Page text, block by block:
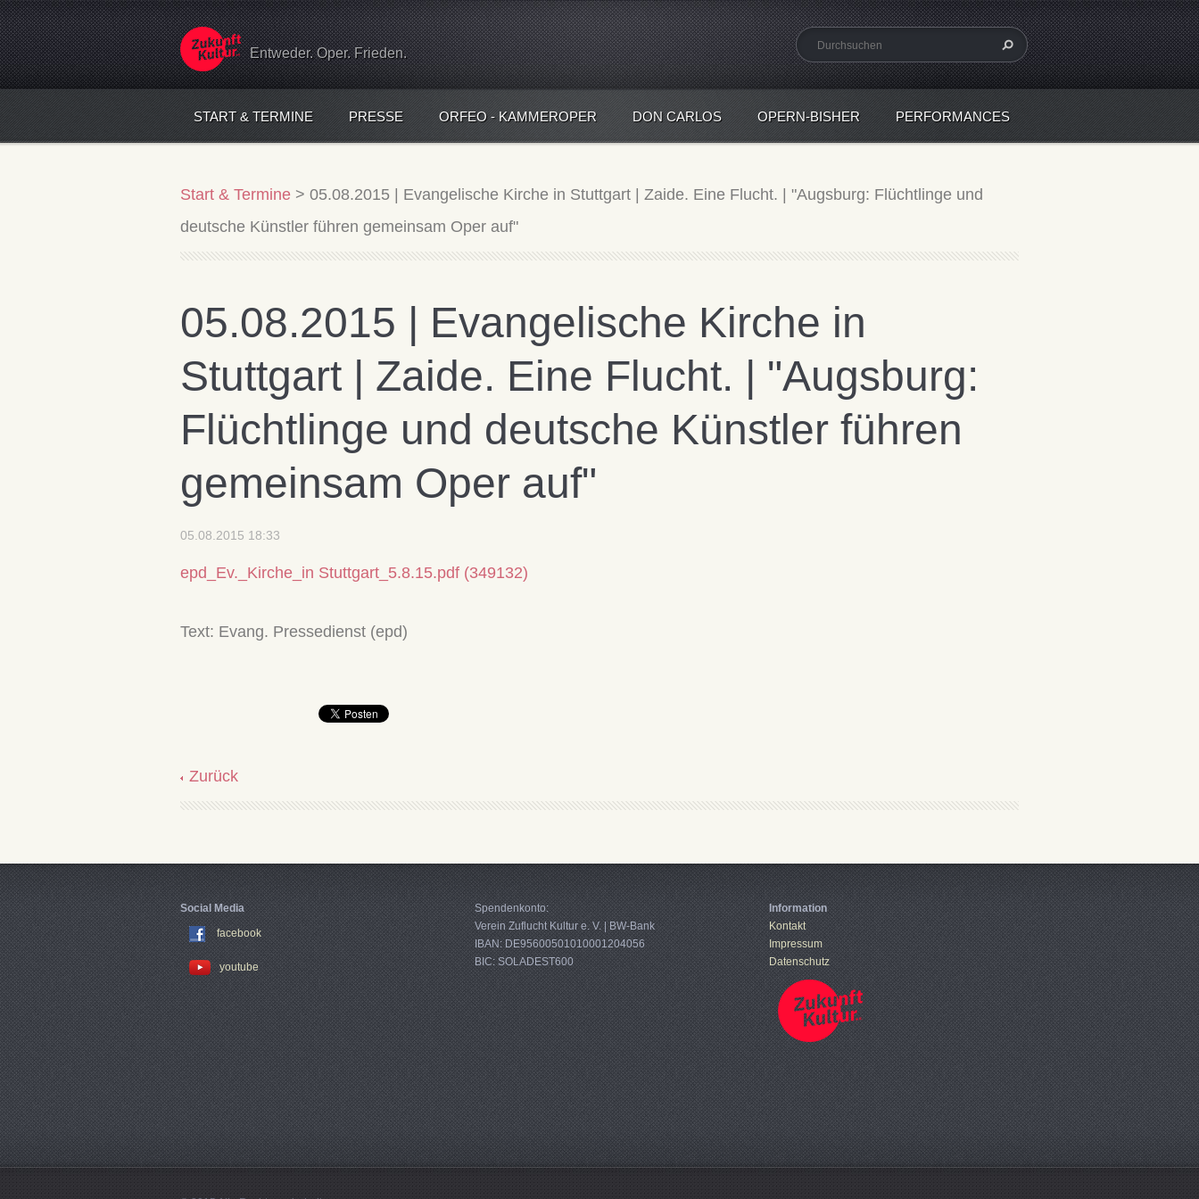
Entweder. Oper. Frieden.
START & TERMINE PRESSE ORFEO - KAMMEROPER DON CARLOS OPERN-BISHER PERFORMANCES
Start & Termine > 05.08.2015 | Evangelische Kirche in Stuttgart | Zaide. Eine Flucht. | "Augsburg: Flüchtlinge und
deutsche Künstler führen gemeinsam Oper auf"
05.08.2015 | Evangelische Kirche in
Stuttgart | Zaide. Eine Flucht. | "Augsburg:
Flüchtlinge und deutsche Künstler führen
gemeinsam Oper auf"
05.08.2015 18:33
epd_Ev._Kirche_in Stuttgart_5.8.15.pdf (349132)
Text: Evang. Pressedienst (epd)
Zurück
Social Media
facebook
youtube
Spendenkonto:
Verein Zuflucht Kultur e. V. | BW-Bank
IBAN: DE95600501010001204056
BIC: SOLADEST600
Information
Kontakt
Impressum
Datenschutz